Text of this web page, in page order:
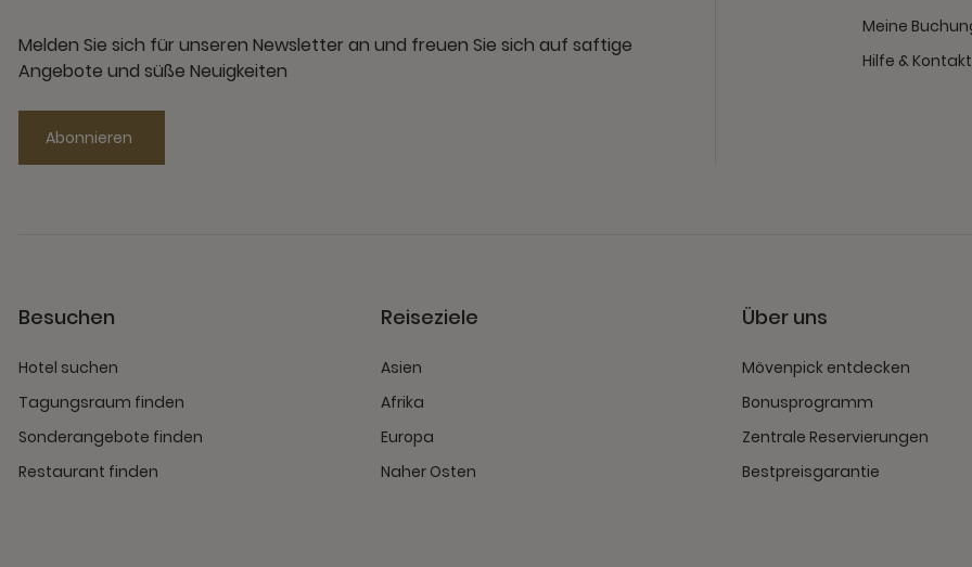
Melden Sie sich für unseren Newsletter an und freuen Sie sich auf saftige
Angebote und süße Neuigkeiten
Abonnieren
Meine
Hilfe & Kontakt
Besuchen
Hotel suchen
Tagungsraum finden
Sonderangebote finden
Restaurant finden
Reiseziele
Asien
Afrika
Europa
Naher Osten
Über uns
Mövenpick entdecken
Bonusprogramm
Zentrale Reservierungen
Bestpreisgarantie